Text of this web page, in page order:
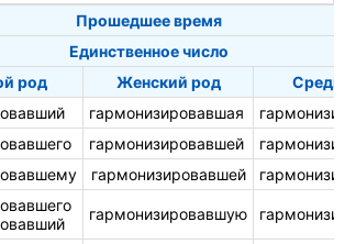
Прошедшее время
Единственное число
род
Женский род
гармонизировавшая
гармонизировавшей
гармонизировавшей
гармонизировавшую